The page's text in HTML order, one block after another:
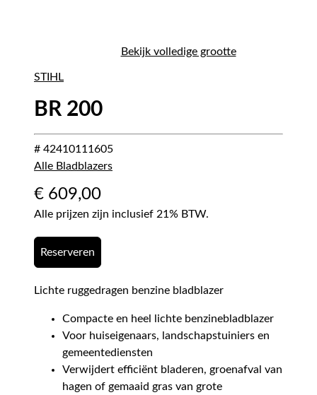
Bekijk volledige grootte
STIHL
BR 200
# 42410111605
Alle Bladblazers
€ 609,00
Alle prijzen zijn inclusief 21% BTW.
Reserveren
Lichte ruggedragen benzine bladblazer
Compacte en heel lichte benzinebladblazer
Voor huiseigenaars, landschapstuiniers en
gemeentediensten
Verwijdert efficiënt bladeren, groenafval van
hagen of gemaaid gras van grote